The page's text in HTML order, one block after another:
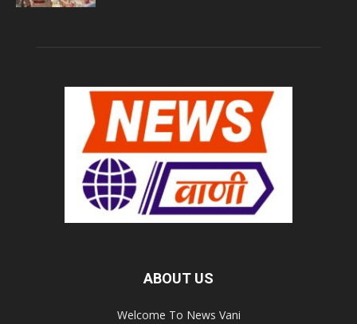
ABOUT US
Welcome To News Vani